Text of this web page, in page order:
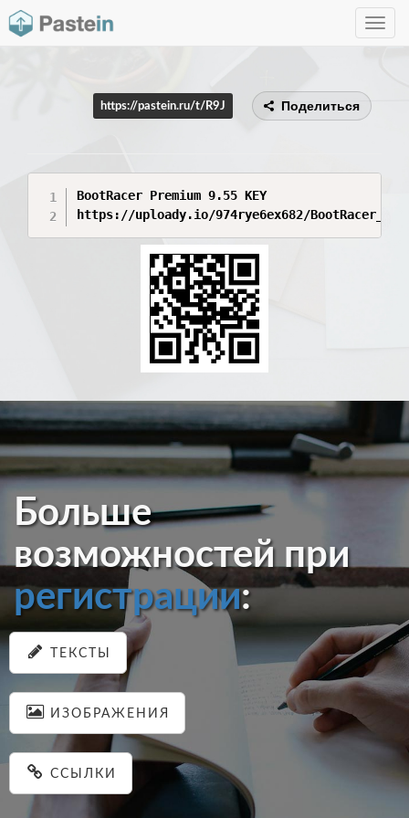
Toggle
https://pastein.ru/t/R9J Поделиться
BootRacer Premium 9.55 KEY
https://uploady.io/974rye6ex682/
Больше
возможностей при
регистрации:
ТЕКСТЫ
ИЗОБРАЖЕНИЯ
ССЫЛКИ